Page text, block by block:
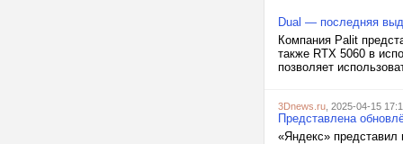
Dual — последняя
Компания Palit
также RTX 5060 в
позволяет
3Dnews.ru , 2025-04-15
Представлена
«Яндекс»